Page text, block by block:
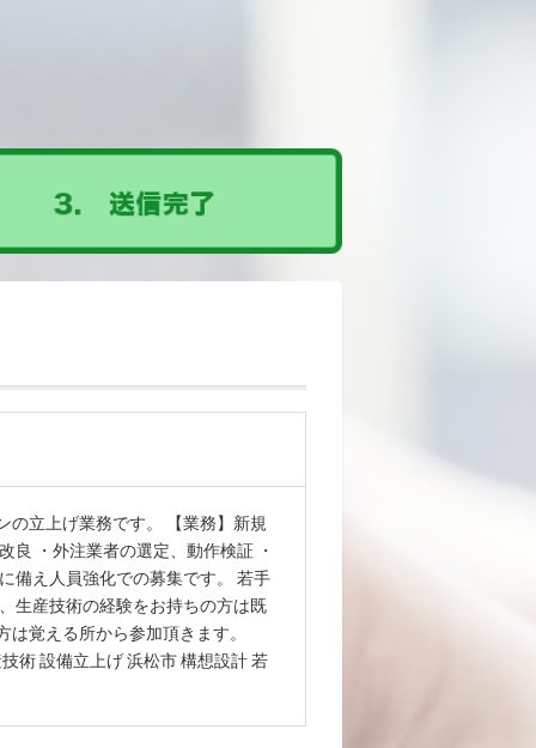
の立上げ業務です。 【業務】新規
良 ・外注業者の選定、動作検証 ・
備え人員強化での募集です。 若手
生産技術の経験をお持ちの方は既
覚える所から参加頂きます。
術 設備立上げ 浜松市 構想設計 若